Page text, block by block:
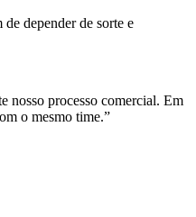
de depender de sorte e
nosso processo comercial. Em
o mesmo time.”